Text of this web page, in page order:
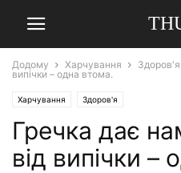
Додому Харчування Здоров'я
випічки – одна втома.
Харчування Здоров'я
Гречка дає
від випічки –